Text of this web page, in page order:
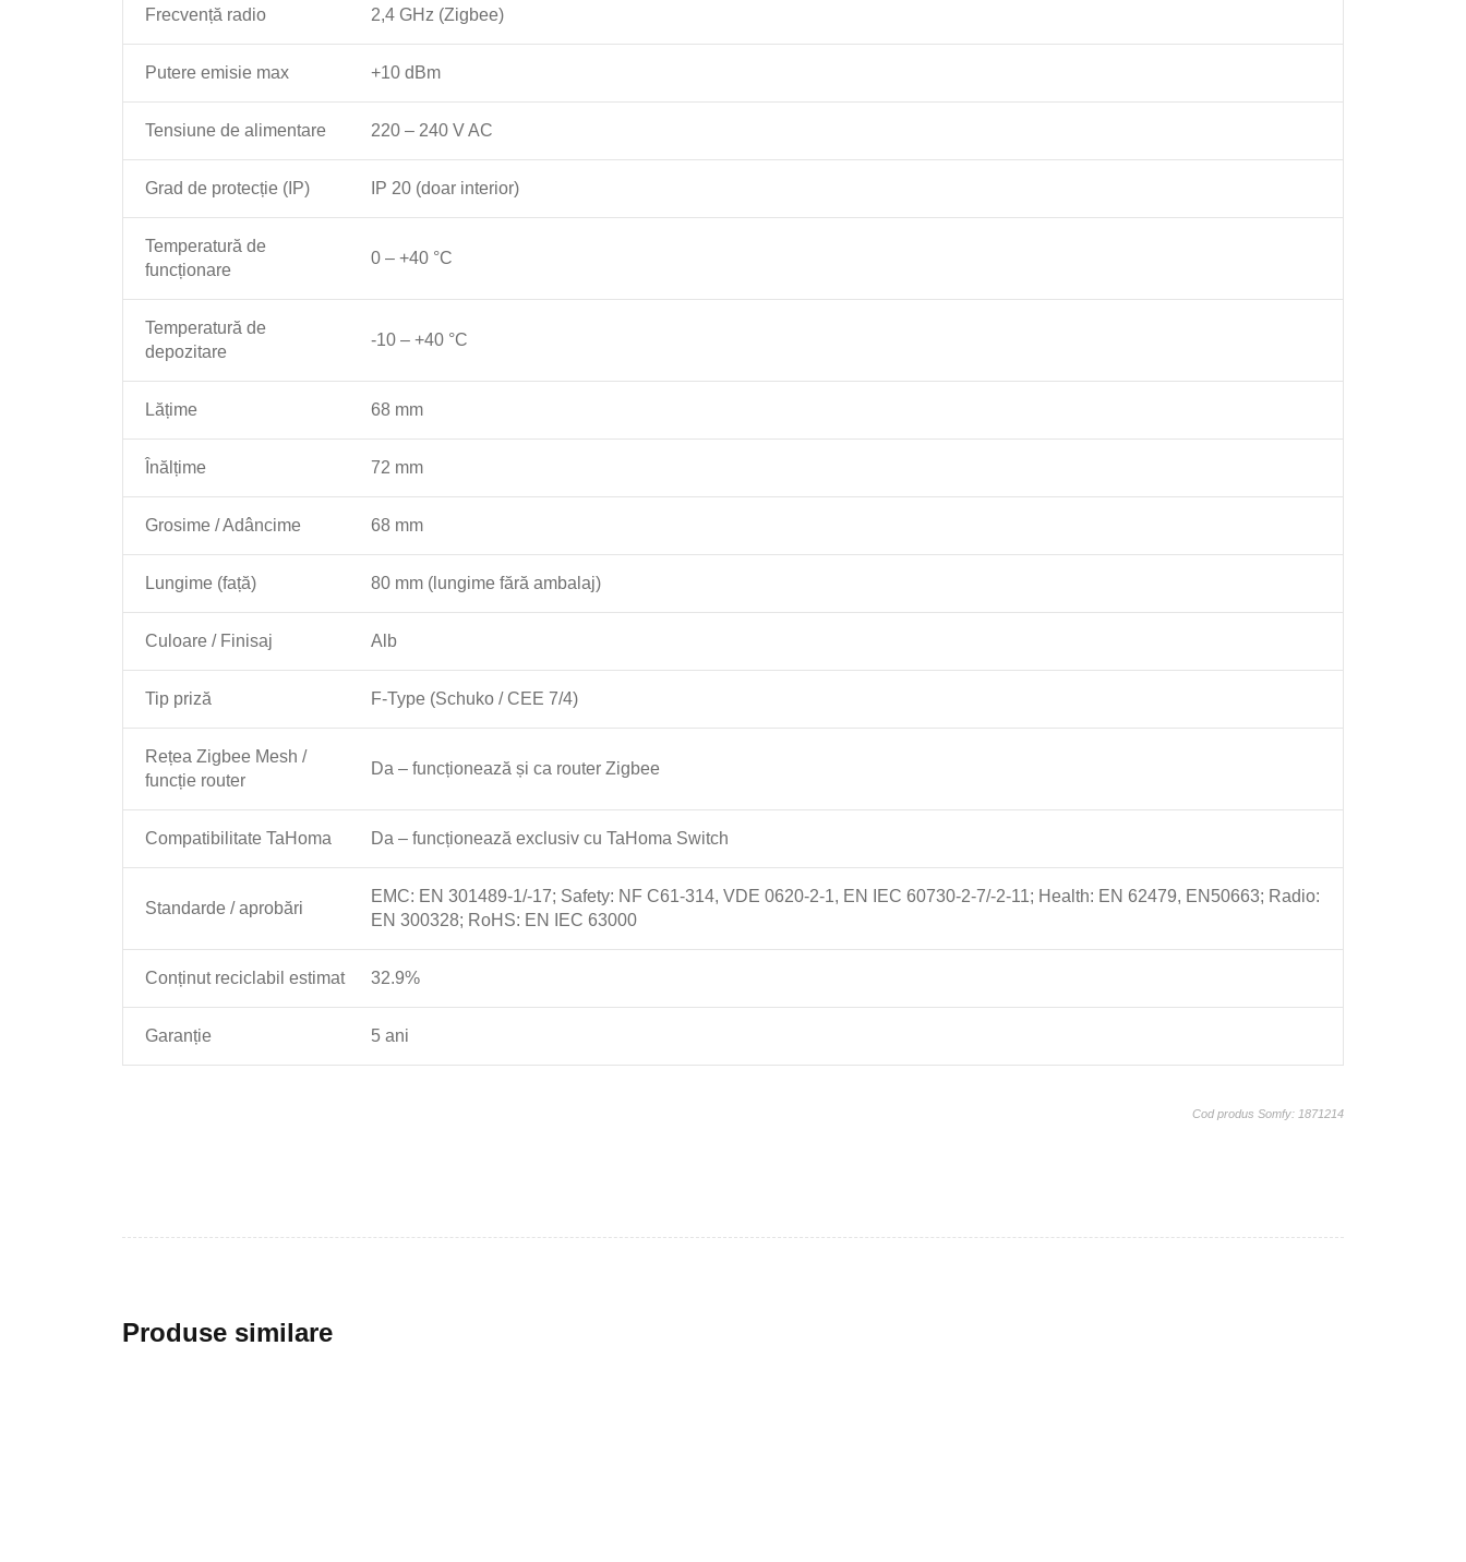
Frecvență radio 2,4 GHz (Zigbee)
Putere emisie max +10 dBm
Tensiune de alimentare 220 – 240 V AC
Grad de protecție (IP) IP 20 (doar interior)
Temperatură de
funcționare
0 – +40 °C
Temperatură de
depozitare
-10 – +40 °C
Lățime 68 mm
Înălțime 72 mm
Grosime / Adâncime 68 mm
Lungime (față) 80 mm (lungime fără ambalaj)
Culoare / Finisaj Alb
Tip priză F-Type (Schuko / CEE 7/4)
Rețea Zigbee Mesh /
funcție router
Da – funcționează și ca router Zigbee
Compatibilitate TaHoma Da – funcționează exclusiv cu TaHoma Switch
Standarde / aprobări
EMC: EN 301489-1/-17; Safety: NF C61-314, VDE 0620-2-1, EN IEC 60730-2-7/-2-11; Health: EN 62479, EN50663; Radio:
EN 300328; RoHS: EN IEC 63000
Conținut reciclabil estimat 32.9%
Garanție 5 ani
Cod produs Somfy: 1871214
Produse similare